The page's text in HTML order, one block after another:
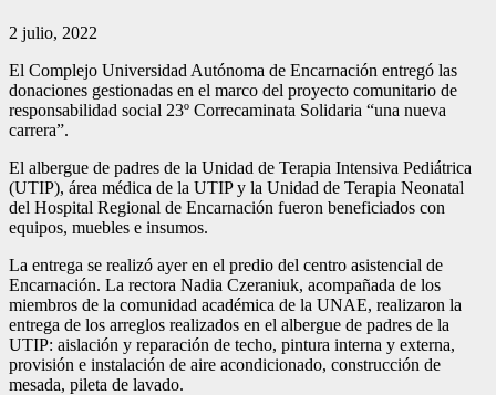
2 julio, 2022
El Complejo Universidad Autónoma de Encarnación entregó las
donaciones gestionadas en el marco del proyecto comunitario de
responsabilidad social 23º Correcaminata Solidaria “una nueva
carrera”.
El albergue de padres de la Unidad de Terapia Intensiva Pediátrica
(UTIP), área médica de la UTIP y la Unidad de Terapia Neonatal
del Hospital Regional de Encarnación fueron beneficiados con
equipos, muebles e insumos.
La entrega se realizó ayer en el predio del centro asistencial de
Encarnación. La rectora Nadia Czeraniuk, acompañada de los
miembros de la comunidad académica de la UNAE, realizaron la
entrega de los arreglos realizados en el albergue de padres de la
UTIP: aislación y reparación de techo, pintura interna y externa,
provisión e instalación de aire acondicionado, construcción de
mesada, pileta de lavado.